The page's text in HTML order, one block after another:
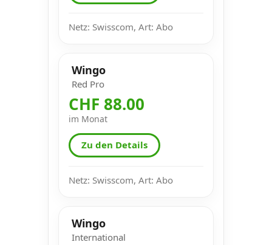
Netz: Swisscom, Art: Abo
Wingo
Red Pro
CHF 88.00
im Monat
Zu den Details
Netz: Swisscom, Art: Abo
Wingo
International